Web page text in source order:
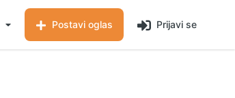
Postavi oglas Prijavi se